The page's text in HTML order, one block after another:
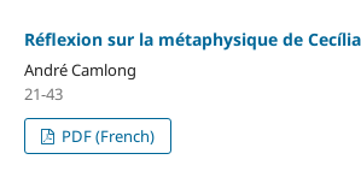
Réflexion sur la métaphysique de
André Camlong
21-43
PDF (French)